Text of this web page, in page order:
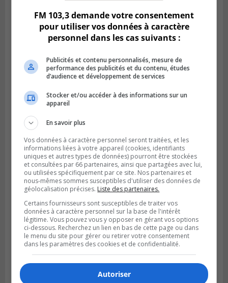
GREENFIELD PARK
Publié le 6 août 2026 à 13h45
fortes
pluies
SAINT-HUBERT
Publié le 6 août 2026 à 09h39
Longueuil injecte 1,5 M$ pour moderniser
deux stations de pompage
FM 103,3 demande votre consentement
pour utiliser vos données à caractère
personnel dans les cas suivants :
Publicités et contenu personnalisés, mesure de
performance des publicités et du contenu, études
d’audience et développement de services
Stocker et/ou accéder à des informations sur un
appareil
En savoir plus
Vos données à caractère personnel seront traitées, et les
informations liées à votre appareil (cookies, identifiants
uniques et autres types de données) pourront être stockées
et consultées par 66 partenaires, ainsi que partagées avec lui,
ou utilisées spécifiquement par ce site. Nos partenaires et
nous-mêmes sommes susceptibles d'utiliser des données de
géolocalisation précises. Liste des partenaires.
Certains fournisseurs sont susceptibles de traiter vos
données à caractère personnel sur la base de l'intérêt
légitime. Vous pouvez vous y opposer en gérant vos options
ci-dessous. Recherchez un lien en bas de cette page ou dans
le menu du site pour gérer ou retirer votre consentement
dans les paramètres des cookies et de confidentialité.
Autoriser